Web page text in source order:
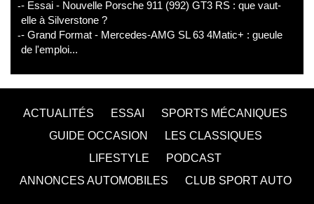
- Essai - Nouvelle Porsche 911 (992) GT3 RS : que vaut-
elle à Silverstone ?
- Grand Format - Mercedes-AMG SL 63 4Matic+ : gueule
de l'emploi...
ACTUALITÉS ESSAI
SPORTS MÉCANIQUES
GUIDE OCCASION
LES CLASSIQUES
LIFESTYLE
PODCAST
ANNONCES AUTOMOBILES
CLUB SPORT AUTO